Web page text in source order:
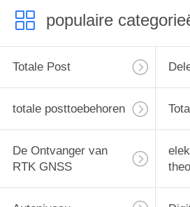
populaire
Totale Post
totale posttoebehoren
De Ontvanger van
RTK GNSS